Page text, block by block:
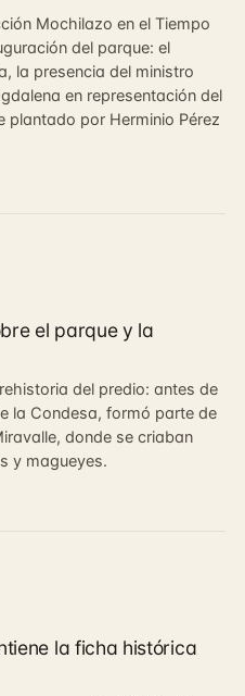
Mochilazo en el Tiempo
del parque: el
la presencia del ministro
en representación del
plantado por Herminio Pérez
el parque y la
del predio: antes de
la Condesa, formó parte de
donde se criaban
y magueyes.
la ficha histórica